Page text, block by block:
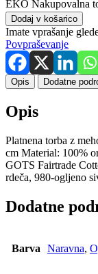
EKO Nakupovalna
Dodaj v košarico
Imate vprašanje
Povpraševanje
Opis Dodatne
Opis
Platnena torba z
cm Material: 100%
GOTS Fairtrade
rdeča, 980-ogljeno
Dodatne
Barva Naravna,